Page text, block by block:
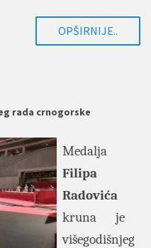
OPŠIRNIJE..
rada crnogorske
Medalja
Filipa
Radovića
kruna je
višegodišnjeg